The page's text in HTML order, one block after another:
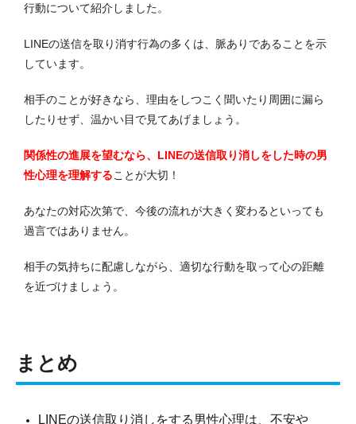
行動について紹介しました。
LINEの送信を取り消す行為の多くは、脈ありであることを示
しています。
相手のことが好きなら、理由をしつこく聞いたり周囲に漏ら
したりせず、温かい目で見てあげましょう。
関係性の進展を望むなら、LINEの送信取り消しをした時の男
性心理を理解することが大切！
あなたの対応次第で、今後の流れが大きく変わるといっても
過言ではありません。
相手の気持ちに配慮しながら、適切な行動を取って心の距離
を近づけましょう。
まとめ
LINEの送信取り消しをする男性心理は、不安や